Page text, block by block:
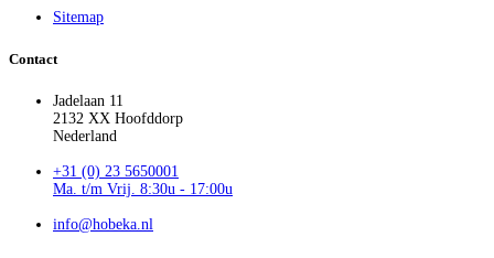
Sitemap
Contact
Jadelaan 11
2132 XX Hoofddorp
Nederland
+31 (0) 23 5650001
Ma. t/m Vrij. 8:30u - 17:00u
info@hobeka.nl